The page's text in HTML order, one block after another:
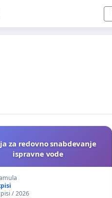
za redovno snabdevanje
ispravne vode
/ 2026